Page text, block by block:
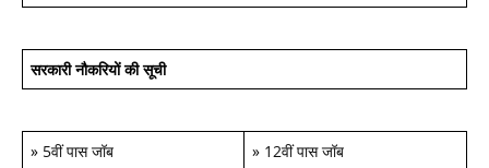
सरकारी नौकरियों की सूची
» 5वीं पास जॉब » 12वीं पास जॉब